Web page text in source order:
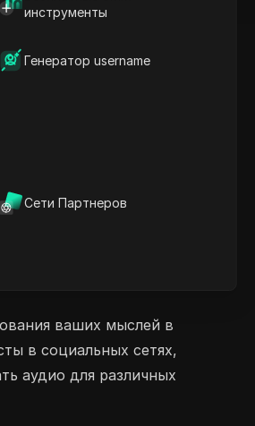
инструменты
Генератор username
Сети Партнеров
ваших мыслей в
в социальных сетях,
аудио для различных